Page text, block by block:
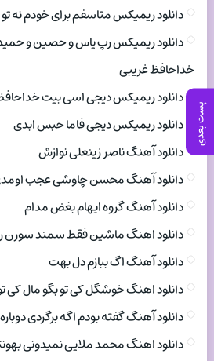
پست بعدی
دانلود ریمیکس متاسفم برای خودم نه تو
دانلود ریمیکس رپ یاس و حصین و
خداحافظ غریبی
دانلود ریمیکس دیجی اسی بیت
دانلود ریمیکس دیجی فاما حبس ابدی
دانلود آهنگ ناصر زینعلی نوازش
دانلود آهنگ محسن چاوشی عجب
دانلود آهنگ گروه ایهام بغض مدام
دانلود اهنگ ماشین فقط سمند سورن
دانلود آهنگ اگ ببازم دل بهت
دانلود اهنگ خوشگل کی تو بگو مال کی
دانلود آهنگ گفته بودم اگه برگردی
دانلود اهنگ محمد ملایی نمیدونی